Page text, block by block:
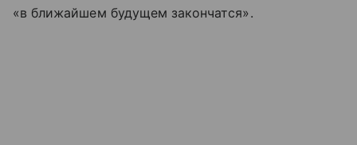
«в ближайшем будущем закончатся».